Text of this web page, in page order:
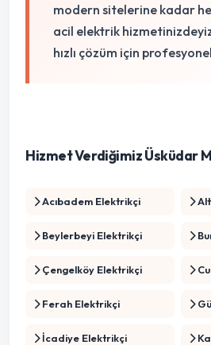
modern sitelerine kadar
acil elektrik
hızlı çözüm için
Hizmet Verdiğimiz Üsküdar
Acıbadem Elektrikçi
Beylerbeyi Elektrikçi
Çengelköy Elektrikçi
Ferah Elektrikçi
İcadiye Elektrikçi